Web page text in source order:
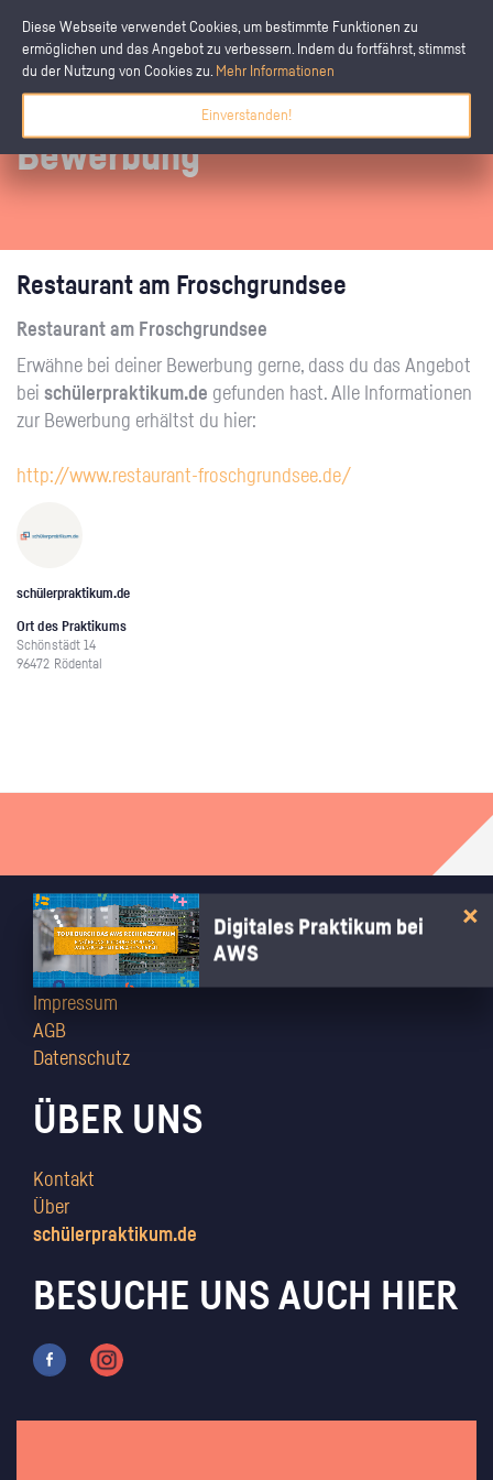
Diese Webseite verwendet Cookies, um bestimmte Funktionen zu
ermöglichen und das Angebot zu verbessern. Indem du fortfährst, stimmst
du der Nutzung von Cookies zu. Mehr Informationen
Einverstanden!
Bewerbung
Restaurant am Froschgrundsee
Restaurant am Froschgrundsee
Erwähne bei deiner Bewerbung gerne, dass du das Angebot
bei schülerpraktikum.de gefunden hast. Alle Informationen
zur Bewerbung erhältst du hier:
http://www.restaurant-froschgrundsee.de/
schülerpraktikum.de
Ort des Praktikums
Schönstädt 14
96472 Rödental
Digitales Praktikum bei
AWS
RECHTLICHES
Impressum
AGB
Datenschutz
ÜBER UNS
Kontakt
Über
schülerpraktikum.de
BESUCHE UNS AUCH HIER